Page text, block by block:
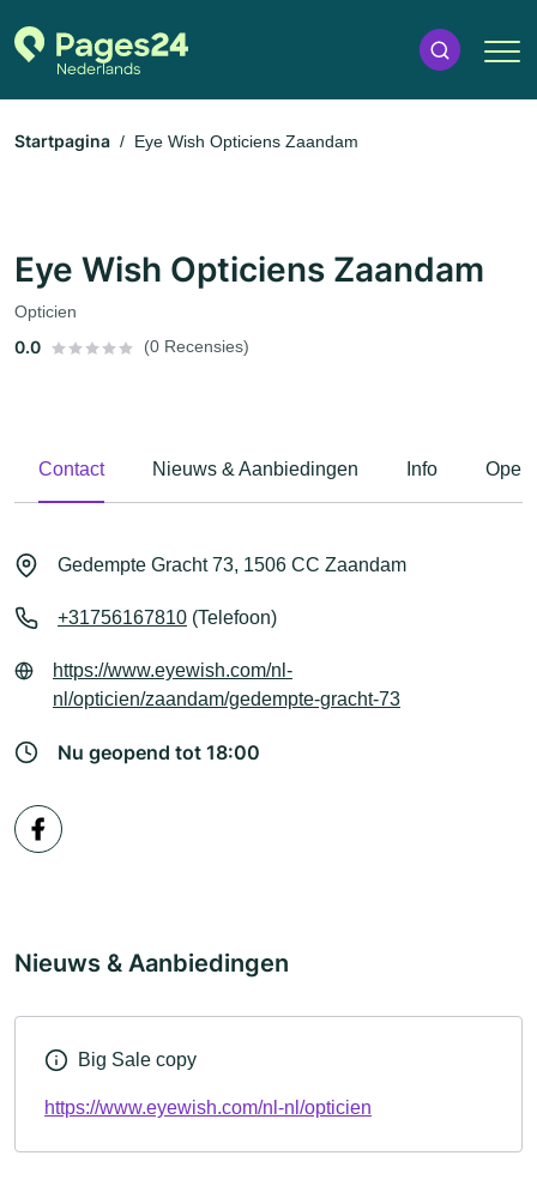
Startpagina Eye Wish Opticiens Zaandam
Eye Wish Opticiens Zaandam
Opticien
0.0 (0 Recensies)
Contact Nieuws & Aanbiedingen Info
Gedempte Gracht 73, 1506 CC Zaandam
+31756167810 (Telefoon)
https://www.eyewish.com/nl-
nl/opticien/zaandam/gedempte-gracht-73
Nu geopend tot 18:00
Nieuws & Aanbiedingen
Big Sale copy
https://www.eyewish.com/nl-nl/opticien